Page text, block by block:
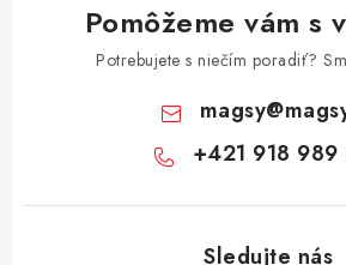
Pomôžeme vám s
Potrebujete s niečím poradiť?
magsy@
+421 918 989